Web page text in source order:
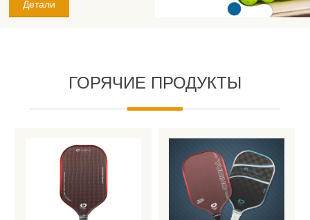
потенциал и
высокотехнологичное
продвигает продукцию
«Сделано в Китае» по всему
ритейлерами,
профессиональными
клубами и спортивными
брендами в Северной
Америке, Европе и Юго-
Восточной Азии, став
Детали
ГОРЯЧИЕ ПРОДУКТЫ